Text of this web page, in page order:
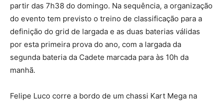
partir das 7h38 do domingo. Na sequência, a organização
do evento tem previsto o treino de classificação para a
definição do grid de largada e as duas baterias válidas
por esta primeira prova do ano, com a largada da
segunda bateria da Cadete marcada para às 10h da
manhã.
Felipe Luco corre a bordo de um chassi Kart Mega na